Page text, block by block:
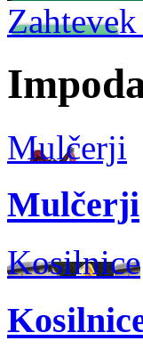
Mulčerji
Mulčerji
Kosilnice